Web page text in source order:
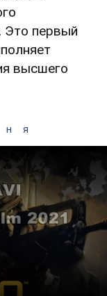
Это первый
высшего